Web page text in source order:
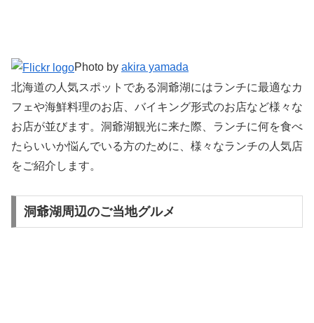
Photo by akira yamada
北海道の人気スポットである洞爺湖にはランチに最適なカ
フェや海鮮料理のお店、バイキング形式のお店など様々な
お店が並びます。洞爺湖観光に来た際、ランチに何を食べ
たらいいか悩んでいる方のために、様々なランチの人気店
をご紹介します。
洞爺湖周辺のご当地グルメ